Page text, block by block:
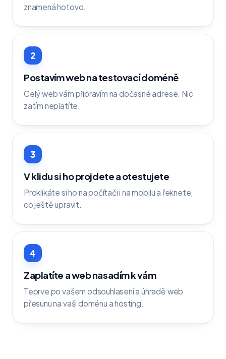
znamená hotovo.
2
Postavím web na testovací doméně
Celý web vám připravím na dočasné adrese. Nic
zatím neplatíte.
3
V klidu si ho projdete a otestujete
Proklikáte si ho na počítači i na mobilu a řeknete,
co ještě upravit.
4
Zaplatíte a web nasadím k vám
Teprve po vašem odsouhlasení a úhradě web
přesunu na vaši doménu a hosting.